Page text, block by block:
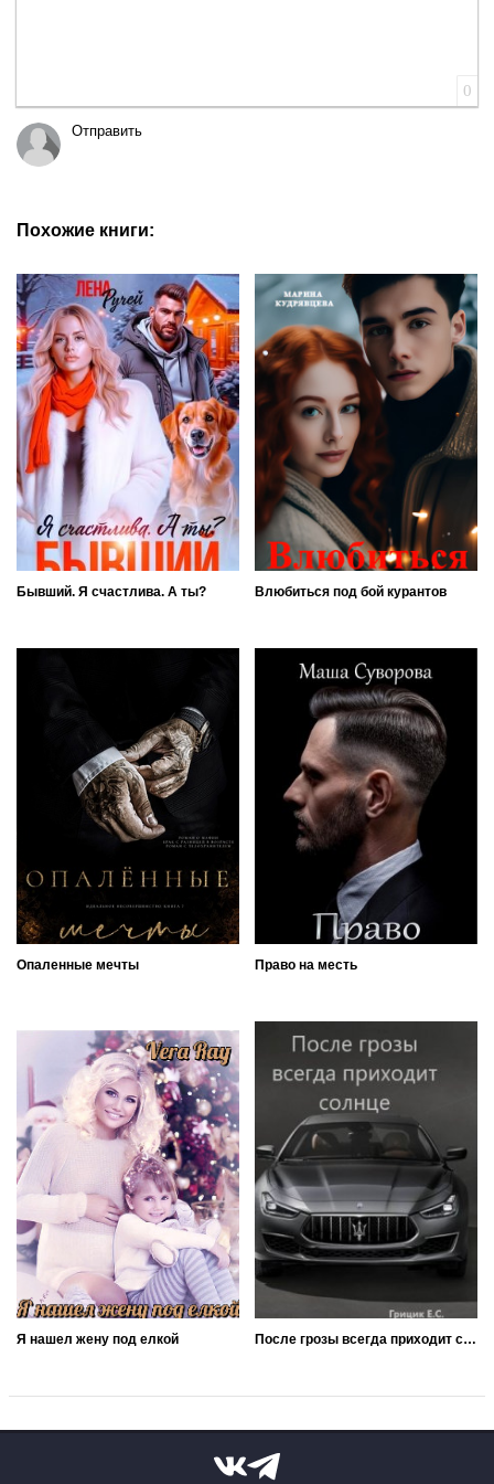
0
Отправить
Похожие книги:
Бывший. Я счастлива. А ты? Влюбиться под бой курантов
Опаленные мечты Право на месть
Я нашел жену под елкой После грозы всегда приходит солнце